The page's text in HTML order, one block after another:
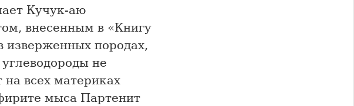
Кучук-аю
внесенным в «Книгу
изверженных породах,
не
на всех материках
мыса Партенит